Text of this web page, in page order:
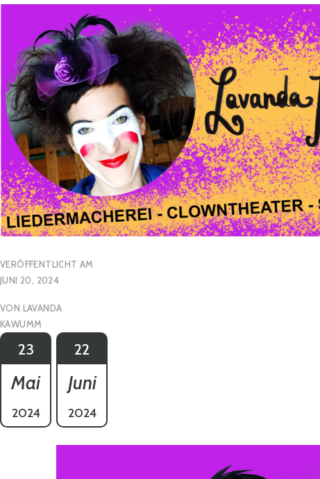
VERÖFFENTLICHT AM
JUNI 20, 2024
VON LAVANDA
KAWUMM
23
Mai
2024
22
Juni
2024